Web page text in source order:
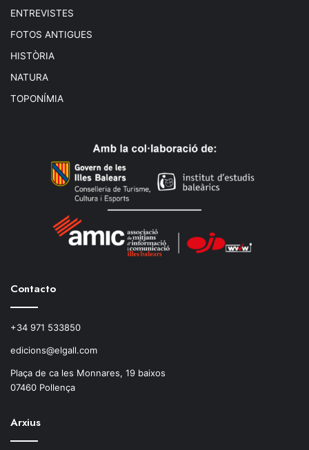
ENTREVISTES
FOTOS ANTIGUES
HISTÒRIA
NATURA
TOPONÍMIA
Contacto
+34 971 533850
edicions@elgall.com
Plaça de ca les Monnares, 19 baixos
07460 Pollença
Arxius